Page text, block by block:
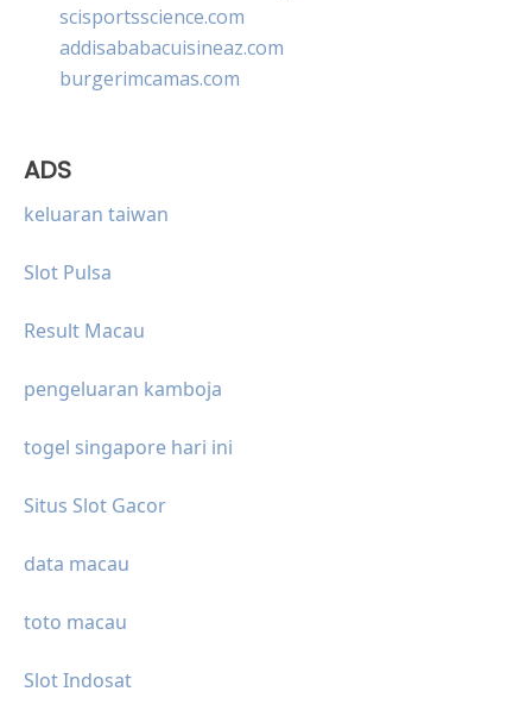
scisportsscience.com
addisababacuisineaz.com
burgerimcamas.com
ADS
keluaran taiwan
Slot Pulsa
Result Macau
pengeluaran kamboja
togel singapore hari ini
Situs Slot Gacor
data macau
toto macau
Slot Indosat